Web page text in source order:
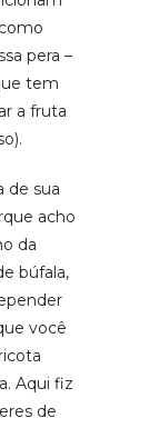
pera –
tem
a fruta
de sua
acho
da
búfala,
você
Aqui fiz
de